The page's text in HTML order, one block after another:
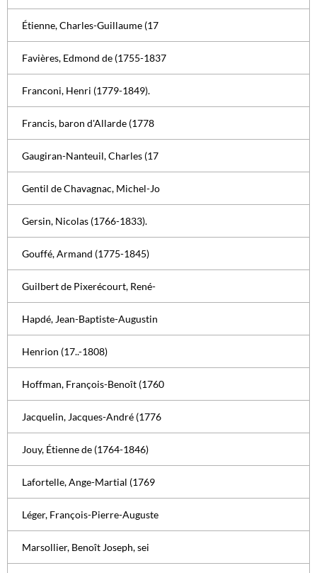
Étienne, Charles-Guillaume (17
Favières, Edmond de (1755-1837
Franconi, Henri (1779-1849).
Francis, baron d'Allarde (1778
Gaugiran-Nanteuil, Charles (17
Gentil de Chavagnac, Michel-Jo
Gersin, Nicolas (1766-1833).
Gouffé, Armand (1775-1845)
Guilbert de Pixerécourt, René-
Hapdé, Jean-Baptiste-Augustin
Henrion (17..-1808)
Hoffman, François-Benoît (1760
Jacquelin, Jacques-André (1776
Jouy, Étienne de (1764-1846)
Lafortelle, Ange-Martial (1769
Léger, François-Pierre-Auguste
Marsollier, Benoît Joseph, sei